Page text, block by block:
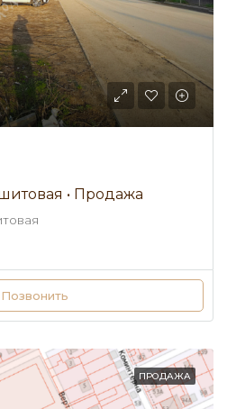
• Продажа
Позвонить
ПРОДАЖА